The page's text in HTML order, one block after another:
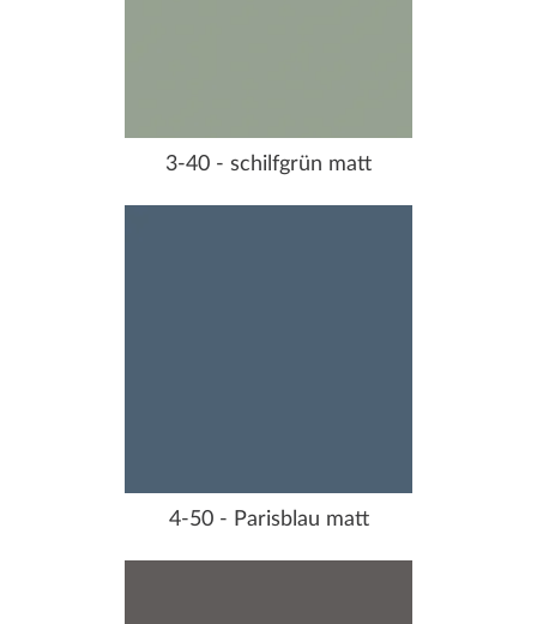
3-40 - schilfgrün matt
4-50 - Parisblau matt